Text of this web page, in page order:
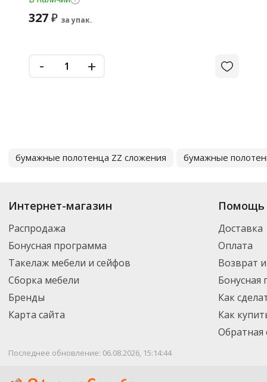
327₽ за упак.
- +
бумажные полотенца ZZ сложения бумажные
Интернет-магазин
Распродажа
Бонусная программа
Такелаж мебели и сейфов
Сборка мебели
Бренды
Карта сайта
Помощь
Доставка
Оплата
Возврат
Бонусная
Как
Как
Обратная
Последнее обновление: 06.08.2026, 15:14:44